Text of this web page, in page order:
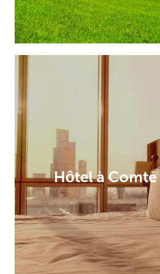
Hôtel à Comté